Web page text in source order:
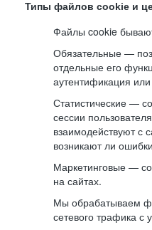
Типы файлов cookie и
Файлы cookie
Обязательные —
отдельные его
аутентификация
Статистические —
сессии
взаимодействуют с
возникают ли
Маркетинговые —
на сайтах.
Мы обрабатываем
сетевого трафика с